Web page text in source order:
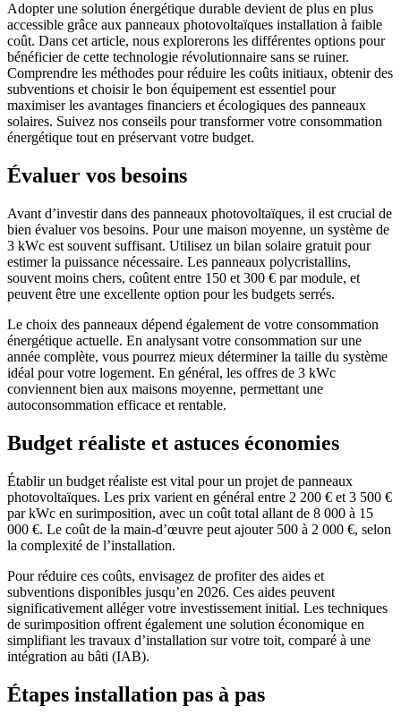
Adopter une solution énergétique durable devient de plus en plus
accessible grâce aux panneaux photovoltaïques installation à faible
coût. Dans cet article, nous explorerons les différentes options pour
bénéficier de cette technologie révolutionnaire sans se ruiner.
Comprendre les méthodes pour réduire les coûts initiaux, obtenir des
subventions et choisir le bon équipement est essentiel pour
maximiser les avantages financiers et écologiques des panneaux
solaires. Suivez nos conseils pour transformer votre consommation
énergétique tout en préservant votre budget.
Évaluer vos besoins
Avant d’investir dans des panneaux photovoltaïques, il est crucial de
bien évaluer vos besoins. Pour une maison moyenne, un système de
3 kWc est souvent suffisant. Utilisez un bilan solaire gratuit pour
estimer la puissance nécessaire. Les panneaux polycristallins,
souvent moins chers, coûtent entre 150 et 300 € par module, et
peuvent être une excellente option pour les budgets serrés.
Le choix des panneaux dépend également de votre consommation
énergétique actuelle. En analysant votre consommation sur une
année complète, vous pourrez mieux déterminer la taille du système
idéal pour votre logement. En général, les offres de 3 kWc
conviennent bien aux maisons moyenne, permettant une
autoconsommation efficace et rentable.
Budget réaliste et astuces économies
Établir un budget réaliste est vital pour un projet de panneaux
photovoltaïques. Les prix varient en général entre 2 200 € et 3 500 €
par kWc en surimposition, avec un coût total allant de 8 000 à 15
000 €. Le coût de la main-d’œuvre peut ajouter 500 à 2 000 €, selon
la complexité de l’installation.
Pour réduire ces coûts, envisagez de profiter des aides et
subventions disponibles jusqu’en 2026. Ces aides peuvent
significativement alléger votre investissement initial. Les techniques
de surimposition offrent également une solution économique en
simplifiant les travaux d’installation sur votre toit, comparé à une
intégration au bâti (IAB).
Étapes installation pas à pas